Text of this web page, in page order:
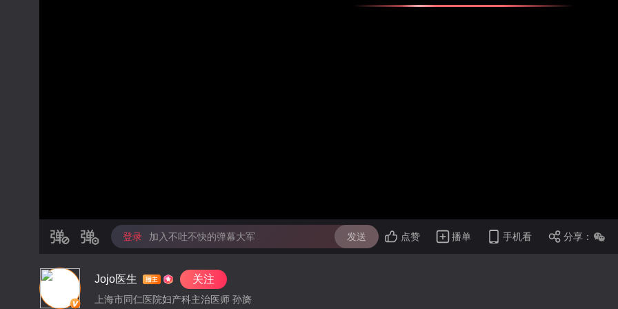
登录 加入不吐不快的弹幕大军 发送 点赞 播单 手机看 分享：
Jojo医生 关注
上海市同仁医院妇产科主治医师 孙旖